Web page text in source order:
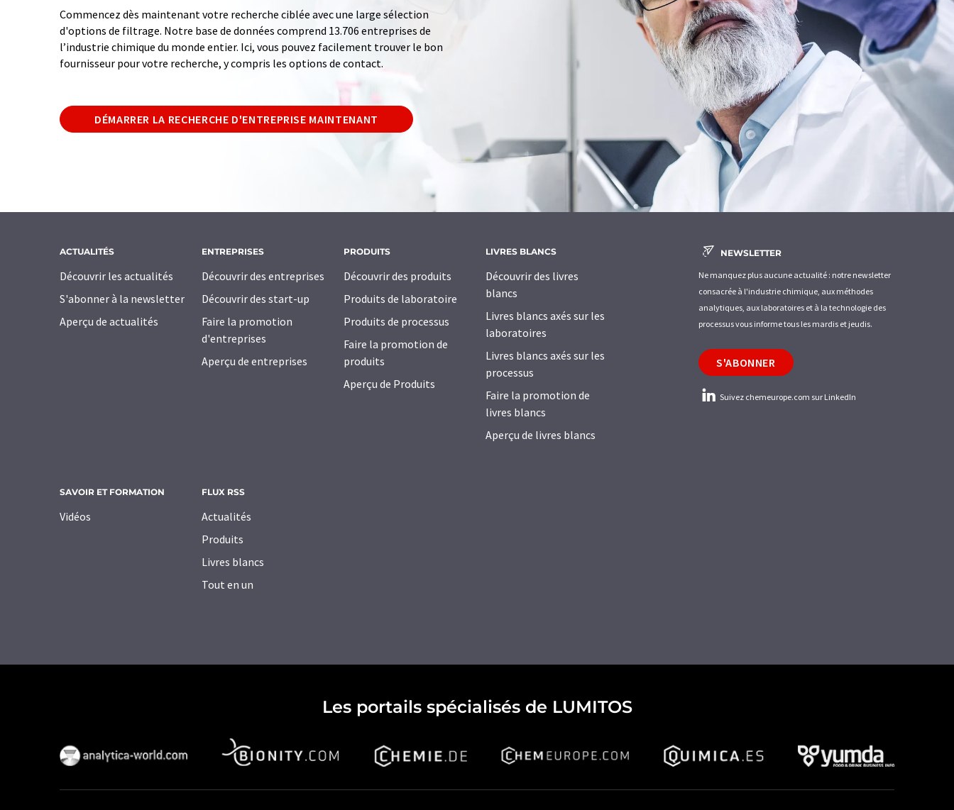
Commencez dès maintenant votre recherche ciblée avec une large sélection
d'options de filtrage. Notre base de données comprend 13.706 entreprises de
l’industrie chimique du monde entier. Ici, vous pouvez facilement trouver le bon
fournisseur pour votre recherche, y compris les options de contact.
DÉMARRER LA RECHERCHE D'ENTREPRISE MAINTENANT
ACTUALITÉS
Découvrir les actualités
S'abonner à la newsletter
Aperçu de actualités
ENTREPRISES
Découvrir des entreprises
Découvrir des start-up
Faire la promotion
d'entreprises
Aperçu de entreprises
PRODUITS
Découvrir des produits
Produits de laboratoire
Produits de processus
Faire la promotion de
produits
Aperçu de Produits
LIVRES BLANCS
Découvrir des livres
blancs
Livres blancs axés sur les
laboratoires
Livres blancs axés sur les
processus
Faire la promotion de
livres blancs
Aperçu de livres blancs
SAVOIR ET FORMATION
Vidéos
FLUX RSS
Actualités
Produits
Livres blancs
Tout en un
NEWSLETTER
Ne manquez plus aucune actualité : notre newsletter
consacrée à l'industrie chimique, aux méthodes
analytiques, aux laboratoires et à la technologie des
processus vous informe tous les mardis et jeudis.
S'ABONNER
Suivez chemeurope.com sur LinkedIn
Les portails spécialisés de LUMITOS